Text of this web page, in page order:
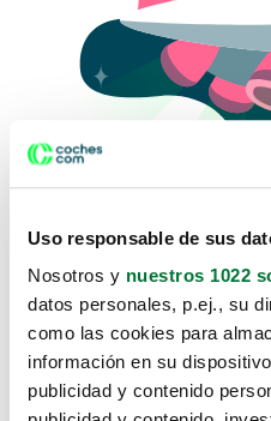
Uso responsable de sus
Nosotros y nuestros 1022
datos personales, p.ej., su
como las cookies para
información en su
publicidad y contenido
Lo sentimos, no
te hemos